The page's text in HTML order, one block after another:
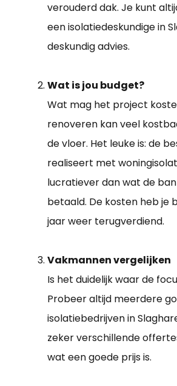
verouderd dak. Je kunt
een isolatiedeskundige in
deskundig advies.
Wat is jou budget?
Wat mag het project
renoveren kan veel
de vloer. Het leuke is: de
realiseert met
lucratiever dan wat de
betaald. De kosten heb je
jaar weer terugverdiend.
Vakmannen vergelijken
Is het duidelijk waar de
Probeer altijd meerdere
isolatiebedrijven in
zeker verschillende
wat een goede prijs is.